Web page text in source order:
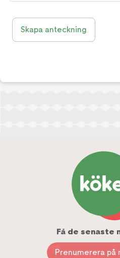
Skapa anteckning
Få de senaste
Prenumerera på